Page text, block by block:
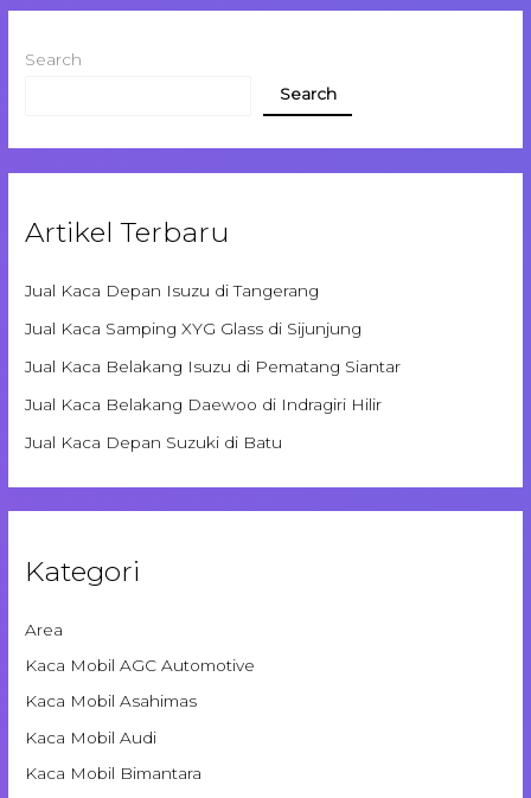
Search
Search
Artikel Terbaru
Jual Kaca Depan Isuzu di Tangerang
Jual Kaca Samping XYG Glass di Sijunjung
Jual Kaca Belakang Isuzu di Pematang Siantar
Jual Kaca Belakang Daewoo di Indragiri Hilir
Jual Kaca Depan Suzuki di Batu
Kategori
Area
Kaca Mobil AGC Automotive
Kaca Mobil Asahimas
Kaca Mobil Audi
Kaca Mobil Bimantara